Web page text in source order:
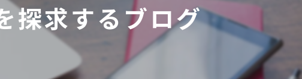
探求するブログ